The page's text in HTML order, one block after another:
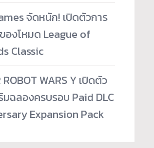
จัดหนัก! เปิดตัวการ
องโหมด League of
Classic
ROBOT WARS Y เปิดตัว
มฉลองครบรอบ Paid DLC
Expansion Pack